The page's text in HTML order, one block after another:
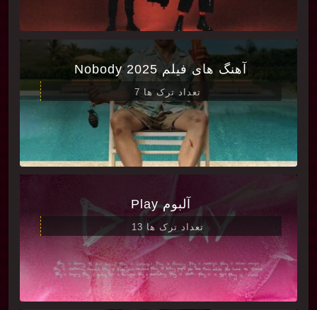
آهنگ های فیلم Nobody 2025
تعداد ترک ها 7
آلبوم Play
تعداد ترک ها 13